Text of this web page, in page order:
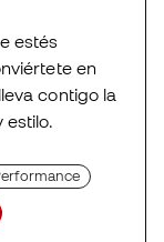
estés
en
contigo la
estilo.